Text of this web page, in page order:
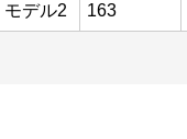
モデル2 163